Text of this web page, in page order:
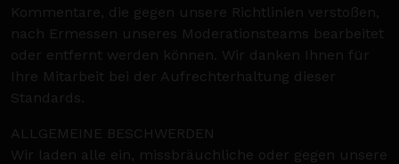
Kommentare, die gegen unsere Richtlinien verstoßen,
nach Ermessen unseres Moderationsteams bearbeitet
oder entfernt werden können. Wir danken Ihnen für
Ihre Mitarbeit bei der Aufrechterhaltung dieser
Standards.
ALLGEMEINE BESCHWERDEN
Wir laden alle ein, missbräuchliche oder gegen unsere